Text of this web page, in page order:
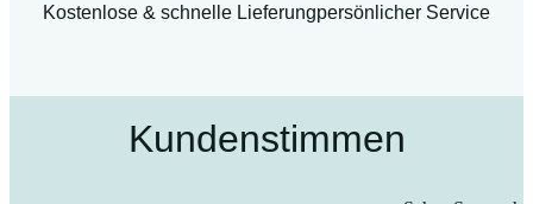
Kostenlose & schnelle Lieferungpersönlicher Service
Kundenstimmen